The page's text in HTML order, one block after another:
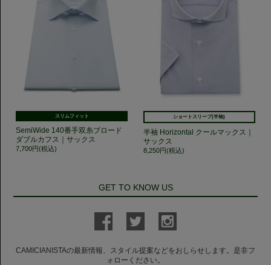
スリムフィット
SemiWide 140番手双糸ブロード
ダブルカフス｜サックス
7,700円(税込)
ショートスリーブ(半袖)
半袖 Horizontal クールマックス｜
サックス
8,250円(税込)
GET TO KNOW US
CAMICIANISTAの最新情報、スタイル提案などをおしらせします。是非フ
ォローください。